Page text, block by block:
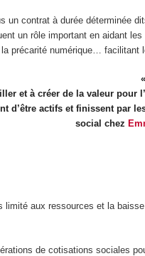
un contrat à durée
un rôle important en aidant
précarité numérique… facilitant
et à créer de la valeur
d’être actifs et finissent par
social chez
limité aux ressources et la
de cotisations sociales